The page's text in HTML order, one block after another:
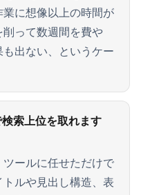
に想像以上の時間が
って数週間を費や
出ない、というケー
索上位を取れます
ールに任せただけで
ルや見出し構造、表